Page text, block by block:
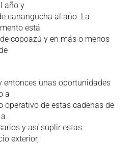
año y
canangucha al año. La
está
copoazú y en más o menos
entonces unas oportunidades
a
operativo de estas cadenas de
y así suplir estas
exterior,